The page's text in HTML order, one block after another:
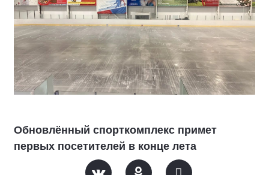
Обновлённый спорткомплекс примет
первых посетителей в конце лета